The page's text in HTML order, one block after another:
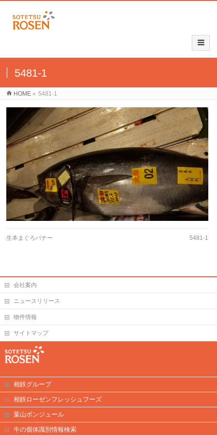
5481-1
HOME » 5481-1
生本まぐろバナー 5481-1
会社案内
ニュースリリース
物件情報
サイトマップ
相鉄グループ
相鉄ローゼンフレッシュフーズ
葉山ボンジュール
牛の個体識別情報検索